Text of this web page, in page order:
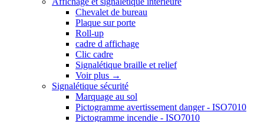
Chevalet de bureau
Plaque sur porte
Roll-up
cadre d affichage
Clic cadre
Signalétique braille et relief
Voir plus →
Signalétique sécurité
Marquage au sol
Pictogramme avertissement danger - ISO7010
Pictogramme incendie - ISO7010